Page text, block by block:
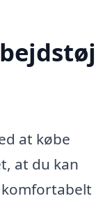
at købe
at du kan